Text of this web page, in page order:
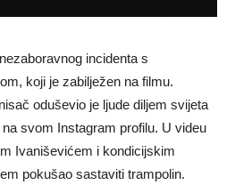
incidenta s
koji je zabilježen na filmu.
oduševio je ljude diljem svijeta
svom Instagram profilu. U videu
Ivaniševićem i kondicijskim
pokušao sastaviti trampolin.